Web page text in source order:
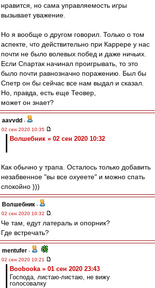
нравится, но сама управляемость игры
вызывает уважение.
Но я вообще о другом говорил. Только о том
аспекте, что действительно при Каррере у нас
почти не было волевых побед и даже ничьих.
Если Спартак начинал проигрывать, то это
было почти равнозначно поражению. Был бы
Спетр он бы сейчас все нам выдал и сказал.
Но, правда, есть еще Теовер,
может он знает?
aavvdd -
02 сен 2020 10:35
Волшебник » 02 сен 2020 10:32
Как обычно у трапа. Осталось только добавить
незабвенное "вы все охуеете" и можно спать
спокойно )))
Волшебник -
02 сен 2020 10:32
Че там, едут латераль и опорник?
Где встречать?
mentufer -
02 сен 2020 10:21
Boobooka » 01 сен 2020 23:43
Господа, листаю-листаю, не вижу
голосовалку